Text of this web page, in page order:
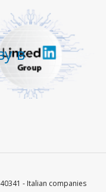
в
- Italian companies